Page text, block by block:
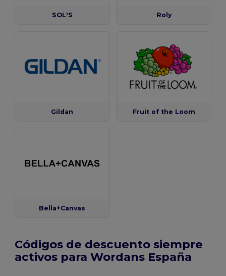
SOL'S Roly
Gildan Fruit of the Loom
Bella+Canvas
Códigos de descuento siempre
activos para Wordans España